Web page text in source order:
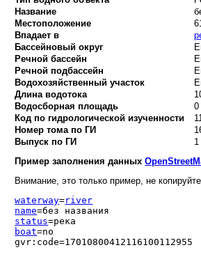
Название
Местоположение
Впадает в
Бассейновый округ
Речной бассейн
Речной подбассейн
Водохозяйственный участок
Длина водотока
Водосборная площадь
0
Код по гидрологической изученности
Номер тома по ГИ
Выпуск по ГИ
1
Пример заполнения данных
Внимание, это только пример, не
waterway=river
name=без названия
status=река
boat=no
gvr:code=17010800412116100112955